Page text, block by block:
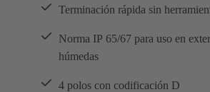
Terminación rápida sin
Norma IP 65/67 para uso en
húmedas
4 polos con codificación D